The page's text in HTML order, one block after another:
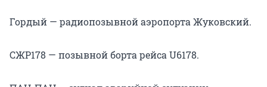
Гордый — радиопозывной аэропорта Жуковский.
СЖР178 — позывной борта рейса U6178.